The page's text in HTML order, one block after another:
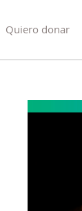
Quiero donar